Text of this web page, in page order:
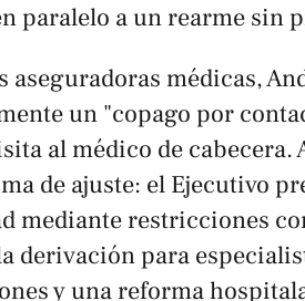
paralelo a un rearme sin
aseguradoras médicas,
un "copago por
al médico de cabecera.
de ajuste: el Ejecutivo
mediante restricciones
derivación para
y una reforma